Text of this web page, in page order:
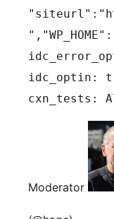
idc_optin:
cxn_tests:
Moderator